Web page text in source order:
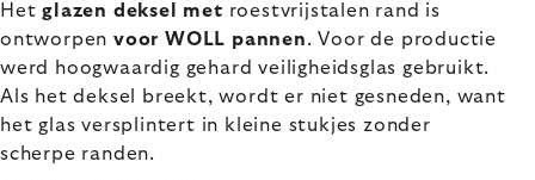
Hetglazen deksel met roestvrijstalen rand is
ontworpenvoor WOLL pannen. Voor de productie
werd hoogwaardig gehard veiligheidsglas gebruikt.
Als het deksel breekt, wordt er niet gesneden, want
het glas versplintert in kleine stukjes zonder
scherpe randen.